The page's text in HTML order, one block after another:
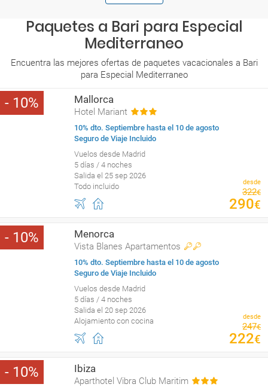
Paquetes a Bari para Especial
Mediterraneo
Encuentra las mejores ofertas de paquetes vacacionales a Bari
para Especial Mediterraneo
10 Mallorca
Hotel Mariant
10% dto. Septiembre hasta el 10 de agosto
Seguro de Viaje Incluido
Vuelos desde Madrid
5 días / 4 noches
Salida el 25 sep 2026
Todo incluido
desde
322€
290€
10 Menorca
Vista Blanes Apartamentos
10% dto. Septiembre hasta el 10 de agosto
Seguro de Viaje Incluido
Vuelos desde Madrid
5 días / 4 noches
Salida el 20 sep 2026
Alojamiento con cocina
desde
247€
222€
10 Ibiza
Aparthotel Vibra Club Maritim